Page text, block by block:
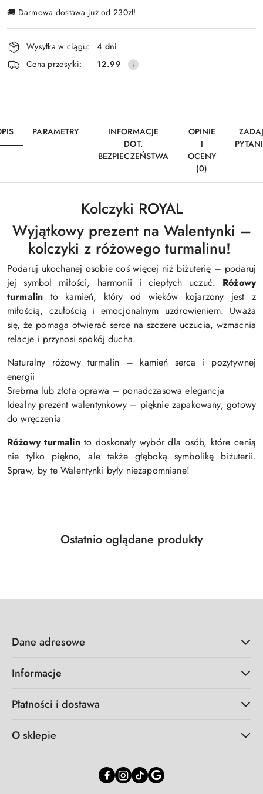
🚚 Darmowa dostawa już od 230zł!
Dostępność
i
dostawa
Wysyłka w ciągu:
4 dni
Cena przesyłki:
12.99
PARAMETRY
INFORMACJE
DOT.
BEZPIECZEŃSTWA
OPINIE
I
OCENY
(0)
Kolczyki ROYAL
Wyjątkowy prezent na Walentynki –
kolczyki z różowego turmalinu!
Podaruj ukochanej osobie coś więcej niż biżuterię – podaruj
jej symbol miłości, harmonii i ciepłych uczuć. Różowy
turmalin to kamień, który od wieków kojarzony jest z
miłością, czułością i emocjonalnym uzdrowieniem. Uważa
się, że pomaga otwierać serce na szczere uczucia, wzmacnia
relacje i przynosi spokój ducha.
Naturalny różowy turmalin – kamień serca i pozytywnej
energii
Srebrna lub złota oprawa – ponadczasowa elegancja
Idealny prezent walentynkowy – pięknie zapakowany, gotowy
do wręczenia
Różowy turmalinto doskonały wybór dla osób, które cenią
nie tylko piękno, ale także głęboką symbolikę biżuterii.
Spraw, by te Walentynki były niezapomniane!
Pomiń karuzelę produktów
Produkty
Ostatnio oglądane produkty
Dane adresowe
Informacje
Płatności i dostawa
O sklepie